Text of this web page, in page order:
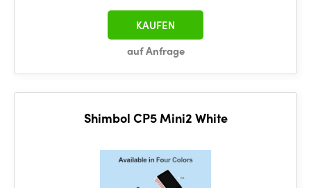
auf Anfrage
KAUFEN
Shimbol CP5 Mini2 White